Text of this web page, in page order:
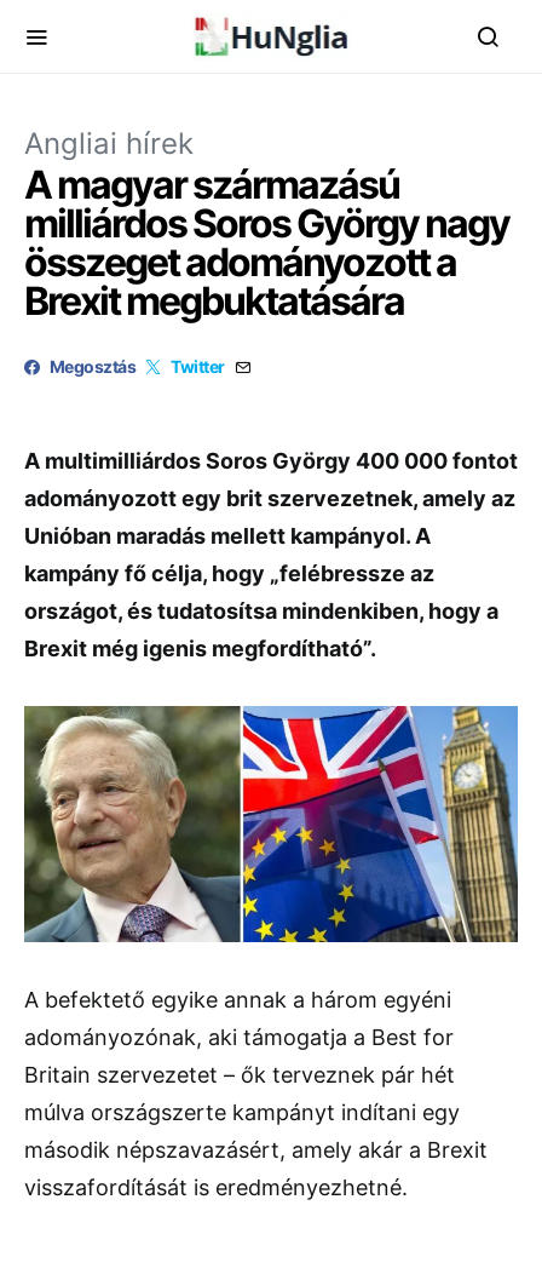
Angliai hírek
A magyar származású
milliárdos Soros György nagy
összeget adományozott a
Brexit megbuktatására
Megosztás Twitter
A multimilliárdos Soros György 400 000 fontot
adományozott egy brit szervezetnek, amely az
Unióban maradás mellett kampányol. A
kampány fő célja, hogy „felébressze az
országot, és tudatosítsa mindenkiben, hogy a
Brexit még igenis megfordítható”.
A befektető egyike annak a három egyéni
adományozónak, aki támogatja a Best for
Britain szervezetet – ők terveznek pár hét
múlva országszerte kampányt indítani egy
második népszavazásért, amely akár a Brexit
visszafordítását is eredményezhetné.